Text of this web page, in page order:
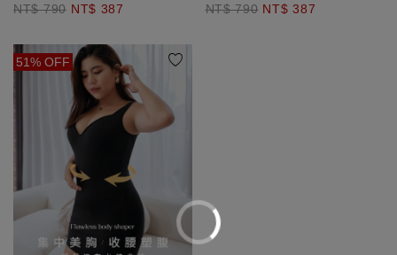
NT$ 790 NT$ 387 NT$ 790 NT$ 387
51% OFF